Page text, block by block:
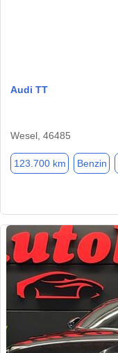
Audi TT
Wesel, 46485
123.700 km Benzin